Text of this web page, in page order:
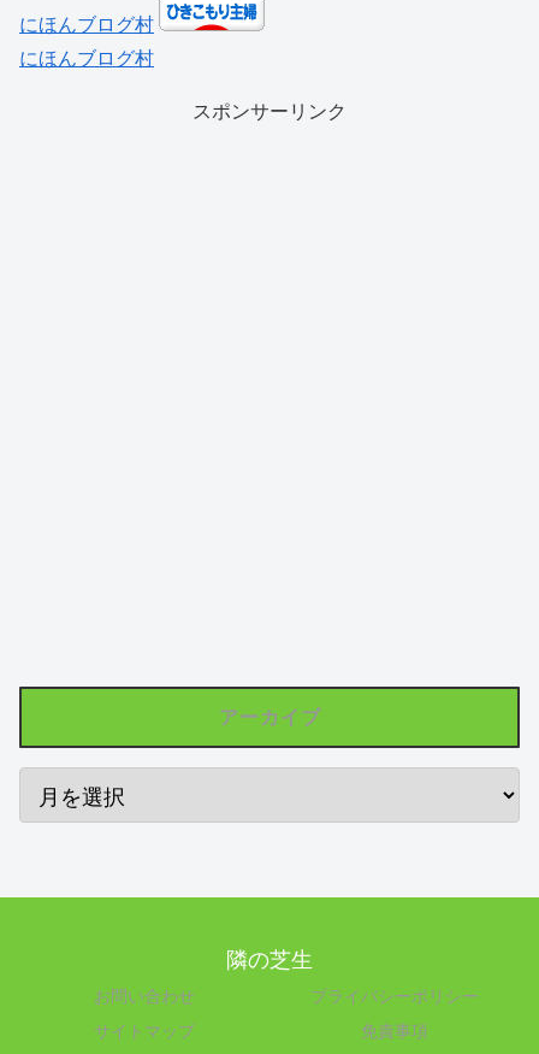
にほんブログ村
にほんブログ村
スポンサーリンク
アーカイブ
隣の芝生
お問い合わせ
プライバシーポリシー
サイトマップ
免責事項